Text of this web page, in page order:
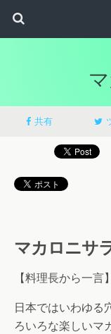
共有
マカロニサ
【料理長から一言】
日本ではいわゆる
ろいろな楽しいマ